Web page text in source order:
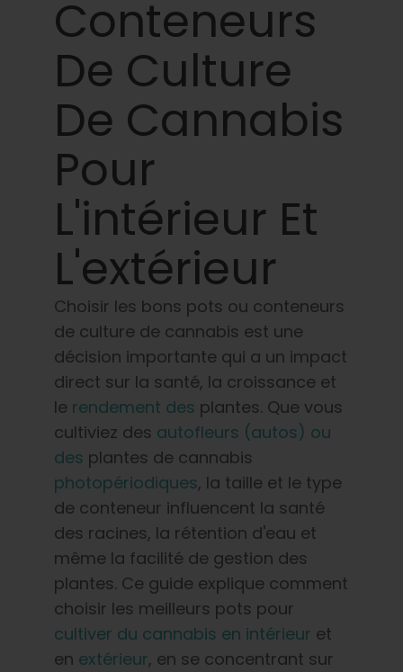
Presse
A propos de
Chasse au phéno
Préserver le patrimoine génétique des
Caraïbes
Contact
Boutique
Français
Recherche
Conteneurs
De Culture
De Cannabis
Pour
L'intérieur Et
L'extérieur
Choisir les bons pots ou conteneurs
de culture de cannabis est une
décision importante qui a un impact
direct sur la santé, la croissance et
le rendement des plantes. Que vous
cultiviez des autofleurs (autos) ou
des plantes de cannabis
photopériodiques, la taille et le type
de conteneur influencent la santé
des racines, la rétention d'eau et
même la facilité de gestion des
plantes. Ce guide explique comment
choisir les meilleurs pots pour
cultiver du cannabis en intérieur et
en extérieur, en se concentrant sur